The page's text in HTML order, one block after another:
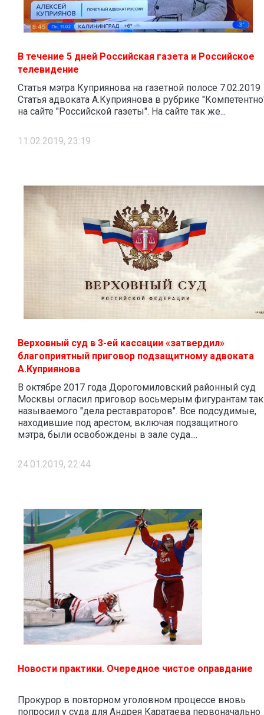
В течение 5 дней Российская газета и Российское
телевидение
Статья мэтра Куприянова на газетной полосе 7.02.2019
Статья адвоката А.Куприянова в рубрике
на сайте "Российской газеты". На сайте так же...
11.02.2019, 23:19
Верховный суд в 3-ей кассации «затвердил»
благоприятный приговор подзащитному адвоката
А.Куприянова
В октябре 2017 года Дорогомиловский районный суд
Москвы огласил приговор восьмерым фигурантам так
называемого "дела реставраторов". Все подсудимые,
находившие под арестом, включая подзащитного
мэтра, были освобождены в зале суда....
24.01.2019, 22:44
Новости практики. Очередное чистое оправдание
Прокурор в повторном уголовном процессе вновь
попросил у суда для Андрея Каратаева первоначально